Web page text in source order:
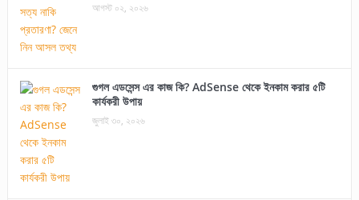
আগস্ট ০২, ২০২৬
গুগল এডসেন্স এর কাজ কি? AdSense থেকে ইনকাম করার ৫টি
কার্যকরী উপায়
জুলাই ৩০, ২০২৬